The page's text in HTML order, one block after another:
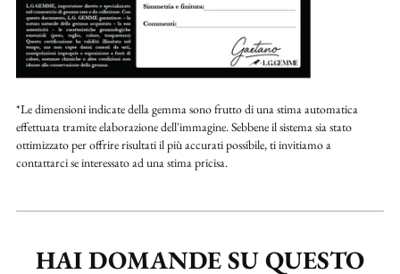
*Le dimensioni indicate della gemma sono frutto di una stima automatica
effettuata tramite elaborazione dell'immagine. Sebbene il sistema sia stato
ottimizzato per offrire risultati il più accurati possibile, ti invitiamo a
contattarci se interessato ad una stima pricisa.
HAI DOMANDE SU QUESTO